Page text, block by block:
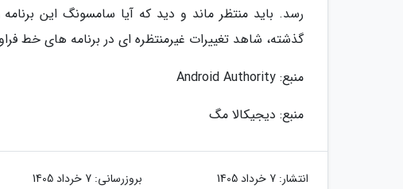
رسد. باید منتظر ماند و دید که آیا سامسونگ این
گذشته، شاهد تغییرات غیرمنتظره ای در برنامه های خط
منبع: Android Authority
منبع: دیجیکالا مگ
انتشار: 7 خرداد 1405 بروزرسانی: 7 خرداد 1405